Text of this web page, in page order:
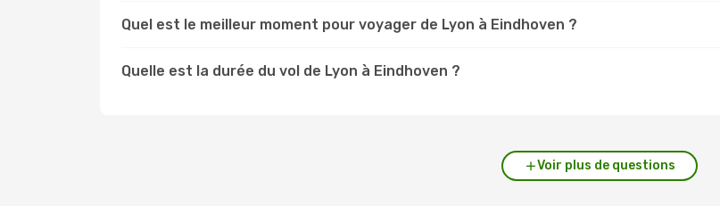
Quel est le meilleur moment pour voyager de Lyon à Eindhoven ?
Quelle est la durée du vol de Lyon à Eindhoven ?
Voir plus de questions